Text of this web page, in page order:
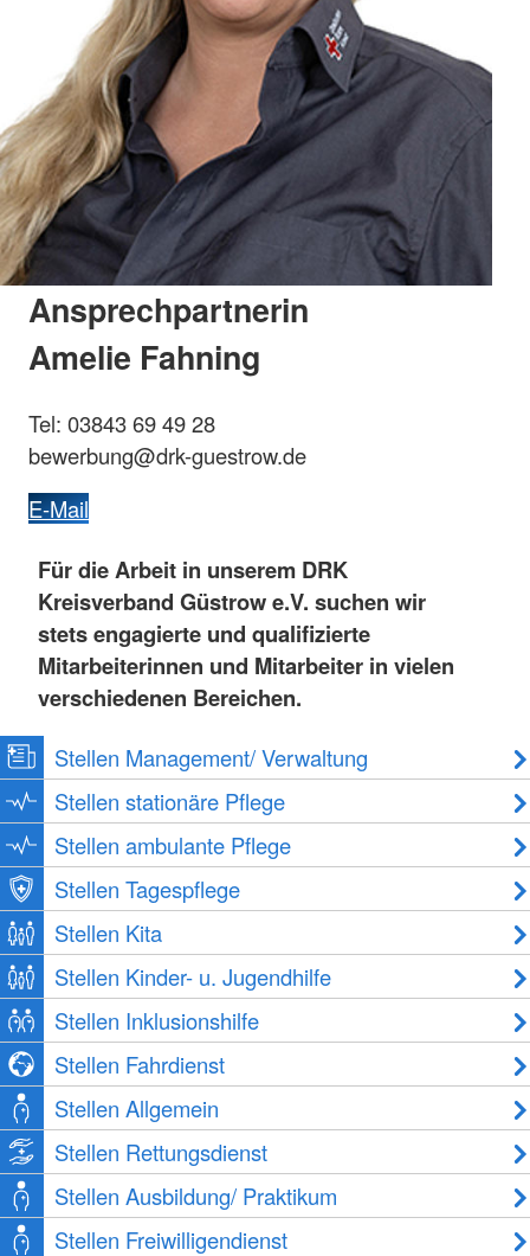
Ansprechpartnerin
Amelie Fahning
Tel: 03843 69 49 28
bewerbung@drk-guestrow.de
E-Mail
Für die Arbeit in unserem DRK
Kreisverband Güstrow e.V. suchen wir
stets engagierte und qualifizierte
Mitarbeiterinnen und Mitarbeiter in vielen
verschiedenen Bereichen.
Stellen Management/ Verwaltung
Stellen stationäre Pflege
Stellen ambulante Pflege
Stellen Tagespflege
Stellen Kita
Stellen Kinder- u. Jugendhilfe
Stellen Inklusionshilfe
Stellen Fahrdienst
Stellen Allgemein
Stellen Rettungsdienst
Stellen Ausbildung/ Praktikum
Stellen Freiwilligendienst